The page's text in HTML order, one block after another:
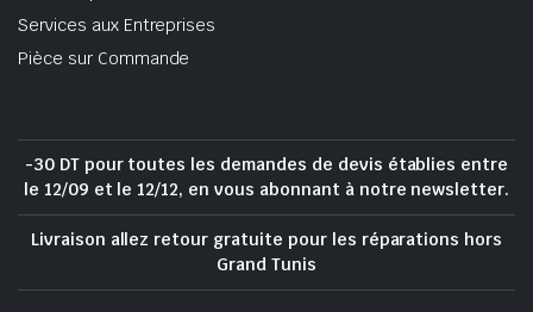
Services aux Entreprises
Pièce sur Commande
-30 DT pour toutes les demandes de devis établies entre
le 12/09 et le 12/12, en vous abonnant à notre newsletter.
Livraison allez retour gratuite pour les réparations hors
Grand Tunis